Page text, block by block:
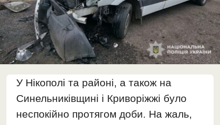
У Нікополі та районі, а також на
Синельниківщині і Криворіжжі було
неспокійно протягом доби. На жаль,